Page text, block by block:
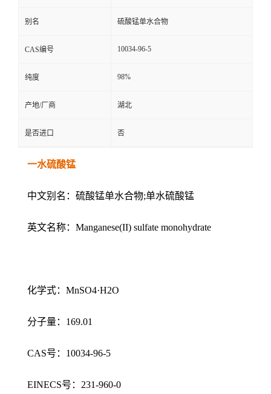
别名 硫酸锰单水合物
CAS编号 10034-96-5
纯度 98%
产地/厂商 湖北
是否进口 否
一水硫酸锰
中文别名：硫酸锰单水合物;单水硫酸锰
英文名称：Manganese(II) sulfate monohydrate
化学式：MnSO4·H2O
分子量：169.01
CAS号：10034-96-5
EINECS号：231-960-0